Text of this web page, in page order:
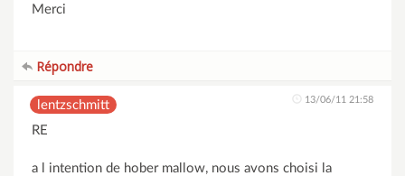
Merci
Répondre
lentzschmitt 13/06/11 21:58
RE
a l intention de hober mallow, nous avons choisi la